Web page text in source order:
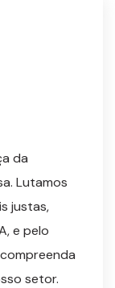
da
Lutamos
justas,
e pelo
setor.